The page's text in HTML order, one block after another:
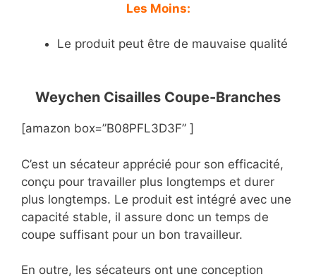
Les Moins:
Le produit peut être de mauvaise qualité
Weychen Cisailles Coupe-Branches
[amazon box=”B08PFL3D3F” ]
C’est un sécateur apprécié pour son efficacité,
conçu pour travailler plus longtemps et durer
plus longtemps. Le produit est intégré avec une
capacité stable, il assure donc un temps de
coupe suffisant pour un bon travailleur.
En outre, les sécateurs ont une conception